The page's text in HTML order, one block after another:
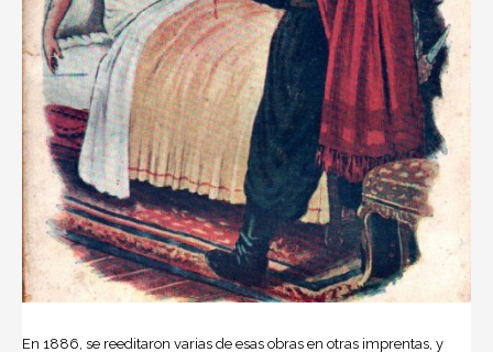
En 1886, se reeditaron varias de esas obras en otras imprentas, y